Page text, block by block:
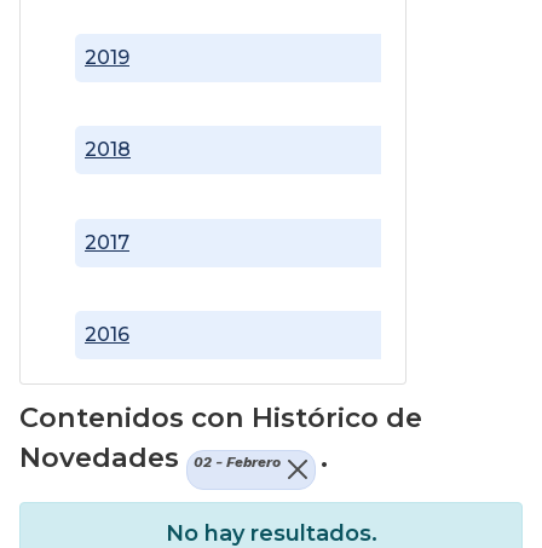
2016
2017
2018
2019
Contenidos con Histórico de
Novedades
02 - Febrero .
No hay resultados.